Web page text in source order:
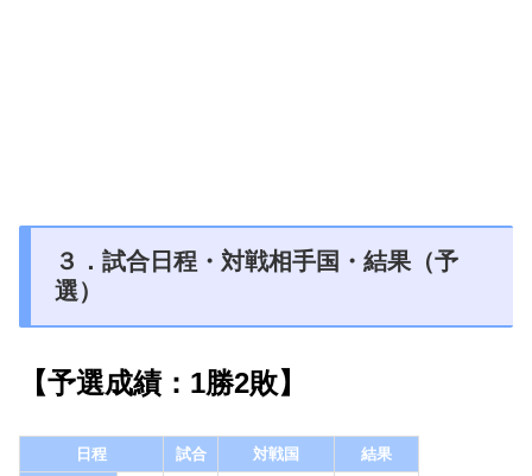
３．試合日程・対戦相手国・結果（予
選）
【予選成績：1勝2敗】
日程 試合 対戦国
結果